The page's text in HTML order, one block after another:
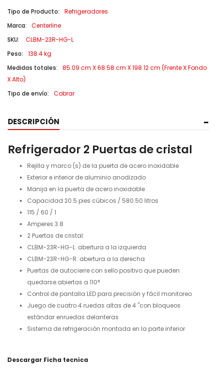
Tipo de Producto:
Refrigeradores
Marca:
Centerline
SKU:
CLBM-23R-HG-L
Peso:
138.4 kg
Medidas totales:
85.09 cm X 68.58 cm X 198.12 cm (Frente X Fondo
X Alto)
Tipo de envío:
Cobrar
DESCRIPCIÓN
Refrigerador 2 Puertas de cristal
Rejilla y marco (s) de la puerta de acero inoxidable
Exterior e interior de aluminio anodizado
Manija en la puerta de acero inoxidable
Capacidad 20.5 pies cúbicos / 580.50 litros
115 / 60 / 1
Amperes 3.8
2 Puertas de cristal:
CLBM-23R-HG-L: abertura a la izquierda
CLBM-23R-HG-R: abertura a la derecha
Puertas de autocierre con sello positivo que pueden
quedarse abiertas a 110°
Control de pantalla LED para precisión y fácil monitoreo
Juego de cuatro 4 ruedas altas de 4 "con bloqueos
estándar enruedas delanteras
Sistema de refrigeración montada en la parte inferior
Descargar Ficha tecnica